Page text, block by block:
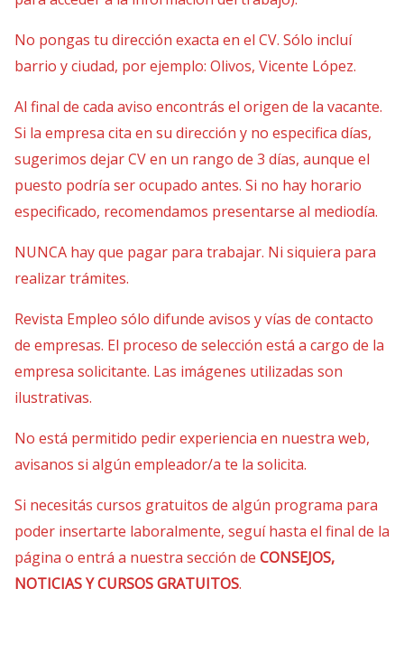
No pongas tu dirección exacta en el CV. Sólo incluí
barrio y ciudad, por ejemplo: Olivos, Vicente López.
Al final de cada aviso encontrás el origen de la vacante.
Si la empresa cita en su dirección y no especifica días,
sugerimos dejar CV en un rango de 3 días, aunque el
puesto podría ser ocupado antes. Si no hay horario
especificado, recomendamos presentarse al mediodía.
NUNCA hay que pagar para trabajar. Ni siquiera para
realizar trámites.
Revista Empleo sólo difunde avisos y vías de contacto
de empresas. El proceso de selección está a cargo de la
empresa solicitante. Las imágenes utilizadas son
ilustrativas.
No está permitido pedir experiencia en nuestra web,
avisanos si algún empleador/a te la solicita.
Si necesitás cursos gratuitos de algún programa para
poder insertarte laboralmente, seguí hasta el final de la
página o entrá a nuestra sección de CONSEJOS,
NOTICIAS Y CURSOS GRATUITOS.